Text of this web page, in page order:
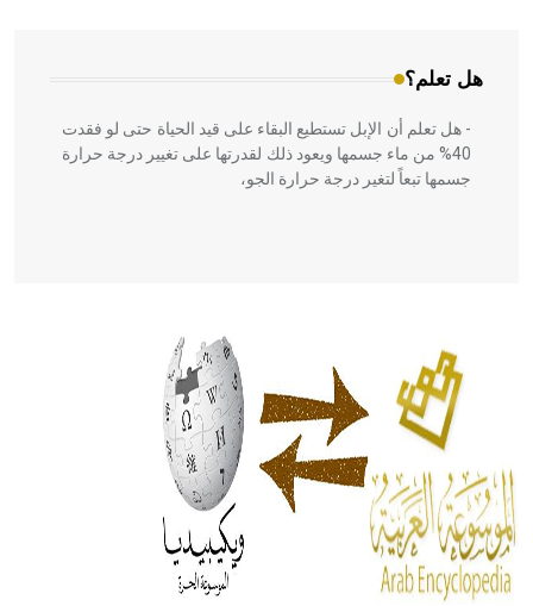
هل تعلم؟
- هل تعلم أن الإبل تستطيع البقاء على قيد الحياة حتى لو فقدت
40% من ماء جسمها ويعود ذلك لقدرتها على تغيير درجة حرارة
جسمها تبعاً لتغير درجة حرارة الجو،
الحكم، الأدلة، تنظيم التغذية، ورسالته في جروح الرأس. ويعود
له الفضل بأنه حرر الطب من الدين والفلسفة.
- هل تعلم أن المرجان إفراز حيواني يتكون في البحر ويتركب
من مادة كربونات الكلسيوم، وهو أحمر أو شديد الحمرة وهو
أجود أنواعه، ويمتاز بكبر الحجم ويسمى الش